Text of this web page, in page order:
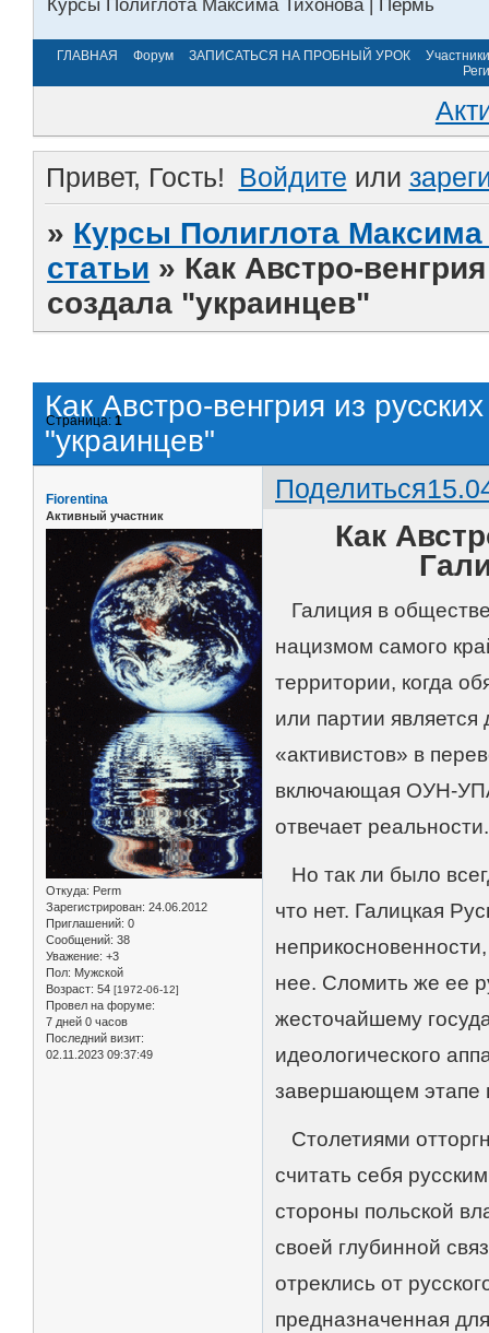
Курсы Полиглота Максима Тихонова | Пермь
ГЛАВНАЯ Форум ЗАПИСАТЬСЯ НА ПРОБНЫЙ УРОК
Участники
Привет, Гость! Войдите или
» Курсы Полиглота
статьи » Как Австро-
создала "украинцев"
Как Австро-венгрия из
"украинцев"
Страница:1
Поделиться
Fiorentina
Активный участник
Откуда: Perm
Зарегистрирован: 24.06.2012
Приглашений: 0
Сообщений: 38
Уважение: +3
Пол: Мужской
Возраст: 54 [1972-06-12]
Провел на форуме:
7 дней 0 часов
Последний визит:
02.11.2023 09:37:49
Как
Галиция в
нацизмом самого
территории, когда
или партии
«активистов» в
включающая ОУН-
отвечает реальности.
Но так ли было
что нет. Галицкая
нее. Сломить же ее
жесточайшему
идеологического
завершающем этапе
Столетиями
считать себя
стороны польской
своей глубинной
отреклись от
предназначенная